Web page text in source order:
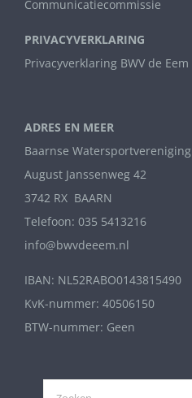
Communicatiecommissie
PRIVACYVERKLARING
Privacyverklaring BWV de Eem
ADRES EN MEER
Baarnse
August Janssenweg 42
3742 RX BAARN
Telefoon: 035 5413216
info@bwvdeeem.nl
IBAN: NL52RABO0143815490
KvK-nummer: 40506150
BTW-nummer: Geen
Zoeken